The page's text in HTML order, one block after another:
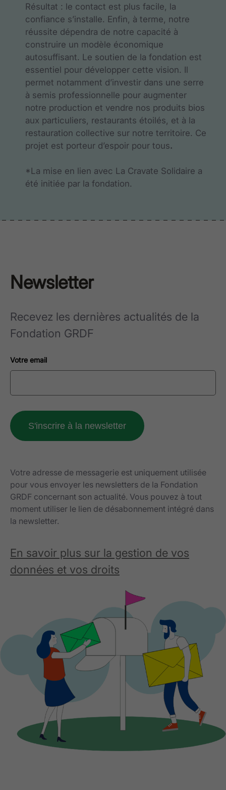
Résultat : le contact est plus facile, la
confiance s’installe. Enfin, à terme, notre
réussite dépendra de notre capacité à
construire un modèle économique
autosuffisant. Le soutien de la fondation est
essentiel pour développer cette vision. Il
permet notamment d’investir dans une serre
à semis professionnelle pour augmenter
notre production et vendre nos produits bios
aux particuliers, restaurants étoilés, et à la
restauration collective sur notre territoire. Ce
projet est porteur d’espoir pour tous.
*La mise en lien avec La Cravate Solidaire a
été initiée par la fondation.
Newsletter
Recevez les dernières actualités de la
Fondation GRDF
Votre email
Votre adresse de messagerie est uniquement utilisée
pour vous envoyer les newsletters de la Fondation
GRDF concernant son actualité. Vous pouvez à tout
moment utiliser le lien de désabonnement intégré dans
la newsletter.
En savoir plus sur la gestion de vos
données et vos droits